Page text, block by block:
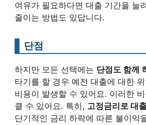
여유가 필요하다면 대출 기간을 늘
줄이는 방법도 있답니다.
단점
하지만 모든 선택에는 단점도 함께
타기를 할 경우 예전 대출에 대한
비용이 발생할 수 있어요. 이러한
클 수 있어요. 특히, 고정금리로 대
단기적인 금리 하락에 따른 불이익